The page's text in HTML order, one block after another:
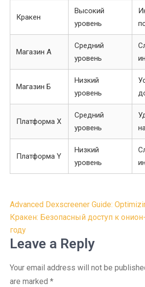
Кракен
Высокий
уровень
Магазин А
Средний
уровень
Магазин Б
Низкий
уровень
Платформа X
Средний
уровень
Платформа Y
Низкий
уровень
Post
navigation
Advanced Dexscreener Guide:
Кракен: Безопасный доступ к
году
Leave a Reply
Your email address will not be
are marked *